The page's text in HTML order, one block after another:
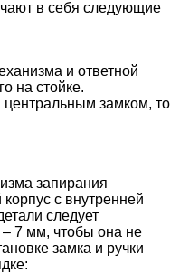
в себя следующие
и ответной
на стойке.
замком, то
запирания
с внутренней
следует
– 7 мм, чтобы она не
замка и ручки